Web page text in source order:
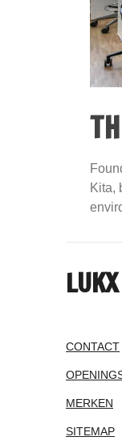
Kita,
LUKX
CONTACT
MERKEN
SITEMAP